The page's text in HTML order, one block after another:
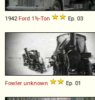
1942 Ford 1½-Ton Ep. 03
Fowler unknown Ep. 01